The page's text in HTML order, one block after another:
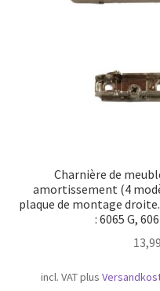
Charnière de
amortissement (4
plaque de montage
: 6065 G,
13,99
incl. VATplus